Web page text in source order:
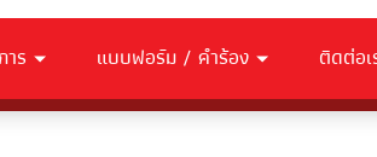
าร แบบฟอร์ม / คำร้อง ติดต่อเ